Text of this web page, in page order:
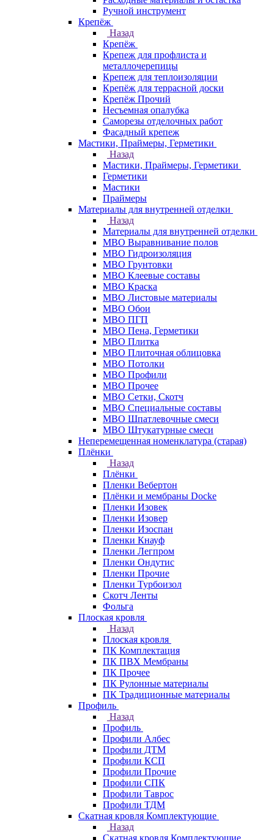
Ручной инструмент
Крепёж
Назад
Крепёж
Крепеж для профлиста и
металлочерепицы
Крепеж для теплоизоляции
Крепёж для террасной доски
Крепёж Прочий
Несъемная опалубка
Саморезы отделочных работ
Фасадный крепеж
Мастики, Праймеры, Герметики
Назад
Мастики, Праймеры, Герметики
Герметики
Мастики
Праймеры
Материалы для внутренней отделки
Назад
Материалы для внутренней отделки
МВО Выравнивание полов
МВО Гидроизоляция
МВО Грунтовки
МВО Клеевые составы
МВО Краска
МВО Листовые материалы
МВО Обои
МВО ПГП
МВО Пена, Герметики
МВО Плитка
МВО Плиточная облицовка
МВО Потолки
МВО Профили
МВО Прочее
МВО Сетки, Скотч
МВО Специальные составы
МВО Шпатлевочные смеси
МВО Штукатурные смеси
Неперемещенная номенклатура (старая)
Плёнки
Назад
Плёнки
Пленки Вебертон
Плёнки и мембраны Docke
Пленки Изовек
Пленки Изовер
Пленки Изоспан
Пленки Кнауф
Пленки Легпром
Пленки Ондутис
Пленки Прочие
Пленки Турбоизол
Скотч Ленты
Фольга
Плоская кровля
Назад
Плоская кровля
ПК Комплектация
ПК ПВХ Мембраны
ПК Прочее
ПК Рулонные материалы
ПК Традиционные материалы
Профиль
Назад
Профиль
Профили Албес
Профили ДТМ
Профили КСП
Профили Прочие
Профили СПК
Профили Таврос
Профили ТДМ
Скатная кровля Комплектующие
Назад
Скатная кровля Комплектующие